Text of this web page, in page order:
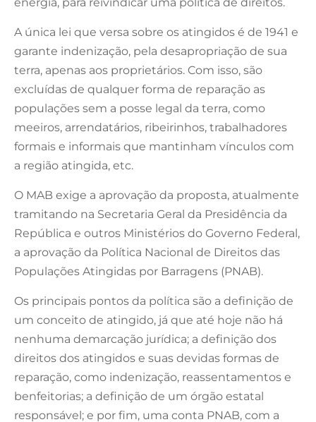
A única lei que versa sobre os atingidos é de 1941 e
garante indenização, pela desapropriação de sua
terra, apenas aos proprietários. Com isso, são
excluídas de qualquer forma de reparação as
populações sem a posse legal da terra, como
meeiros, arrendatários, ribeirinhos, trabalhadores
formais e informais que mantinham vínculos com
a região atingida, etc.
O MAB exige a aprovação da proposta, atualmente
tramitando na Secretaria Geral da Presidência da
República e outros Ministérios do Governo Federal,
a aprovação da Política Nacional de Direitos das
Populações Atingidas por Barragens (PNAB).
Os principais pontos da política são a definição de
um conceito de atingido, já que até hoje não há
nenhuma demarcação jurídica; a definição dos
direitos dos atingidos e suas devidas formas de
reparação, como indenização, reassentamentos e
benfeitorias; a definição de um órgão estatal
responsável; e por fim, uma conta PNAB, com a